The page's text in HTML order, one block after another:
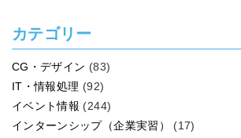
カテゴリー
CG・デザイン (83)
IT・情報処理 (92)
イベント情報 (244)
インターンシップ（企業実習）
(17)